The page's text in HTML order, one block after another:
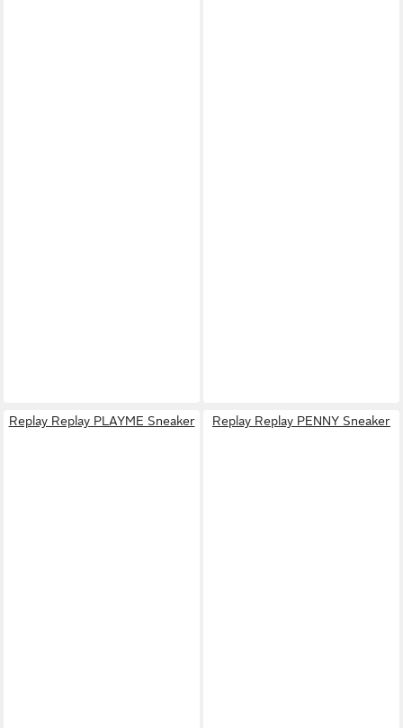
Replay Replay PLAYME Sneaker Replay Replay PENNY Sneaker